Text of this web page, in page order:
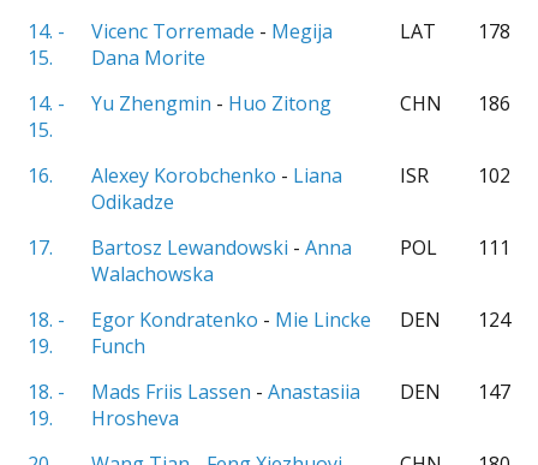
14. -
15.
Vicenc Torremade - Megija
Dana Morite
LAT 178
14. -
15.
Yu Zhengmin - Huo Zitong CHN 186
16. Alexey Korobchenko - Liana
Odikadze
ISR 102
17. Bartosz Lewandowski - Anna
Walachowska
POL 111
18. -
19.
Egor Kondratenko - Mie Lincke
Funch
DEN 124
18. -
19.
Mads Friis Lassen - Anastasiia
Hrosheva
DEN 147